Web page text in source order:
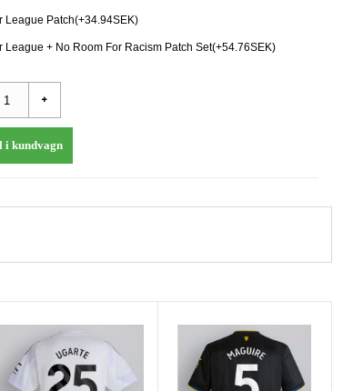
League Patch(+34.94SEK)
League + No Room For Racism Patch Set(+54.76SEK)
i kundvagn